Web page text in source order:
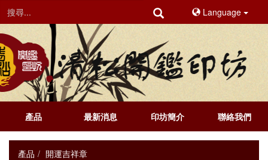
Language
產品 最新消息 印坊簡介 聯絡我們
產品 開運吉祥章